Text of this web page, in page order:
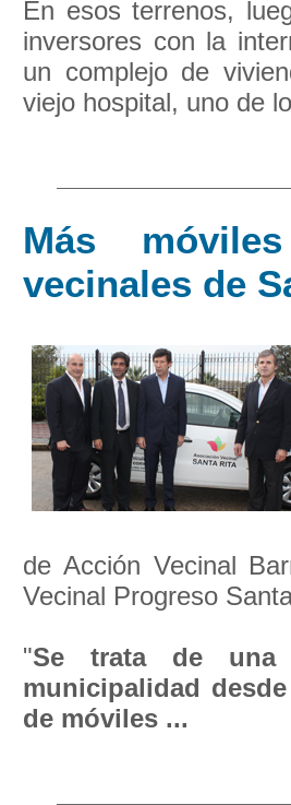
En esos terrenos,
inversores con la
un complejo de
viejo hospital, uno de
Más
vecinales de
de Acción Vecinal
Vecinal Progreso
"Se trata de una
municipalidad
de móviles ...